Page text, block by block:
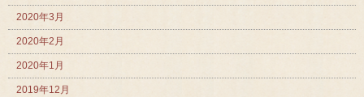
2020年3月
2020年2月
2020年1月
2019年12月